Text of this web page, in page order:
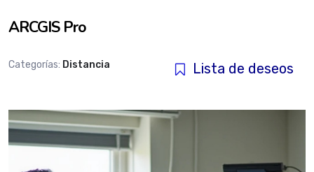
ARCGIS Pro
Categorías: Distancia Lista de deseos